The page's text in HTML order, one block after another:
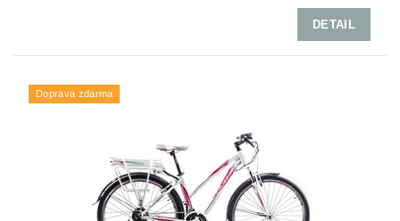
DETAIL
Doprava zdarma